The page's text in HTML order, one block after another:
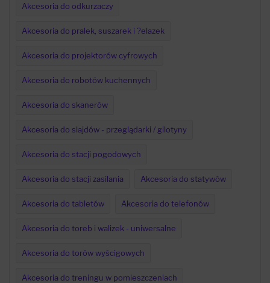
Akcesoria do odkurzaczy
Akcesoria do pralek, suszarek i ?elazek
Akcesoria do projektorów cyfrowych
Akcesoria do robotów kuchennych
Akcesoria do skanerów
Akcesoria do slajdów - przeglądarki / gilotyny
Akcesoria do stacji pogodowych
Akcesoria do stacji zasilania Akcesoria do statywów
Akcesoria do tabletów Akcesoria do telefonów
Akcesoria do toreb i walizek - uniwersalne
Akcesoria do torów wyścigowych
Akcesoria do treningu w pomieszczeniach